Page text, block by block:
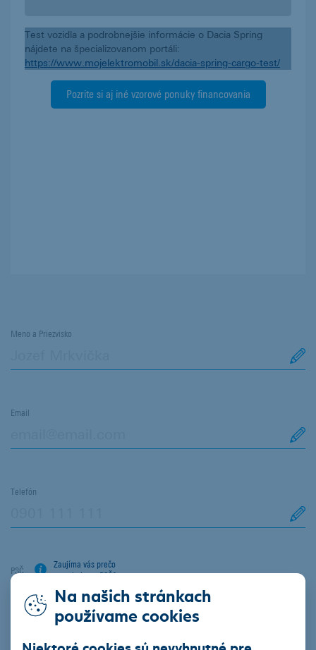
Test vozidla a podrobnejšie informácie o Dacia Spring
nájdete na špecializovanom portáli:
https://www.mojelektromobil.sk/dacia-spring-cargo-test/
Pozrite si aj iné vzorové ponuky financovania
Meno a Priezvisko
Email
Telefón
PSČ
Zaujíma vás prečo
potrebujeme PSČ?
Na našich stránkach
používame cookies